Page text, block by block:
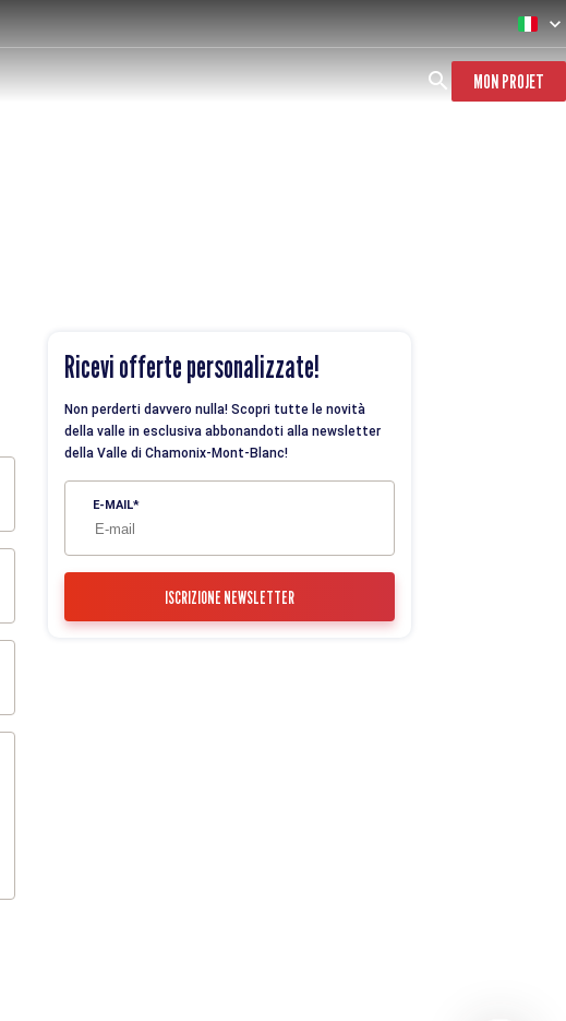
MON PROJET
Ricevi offerte personalizzate!
Non perderti davvero nulla! Scopri tutte le novità
della valle in esclusiva abbonandoti alla newsletter
della Valle di Chamonix-Mont-Blanc!
E-MAIL